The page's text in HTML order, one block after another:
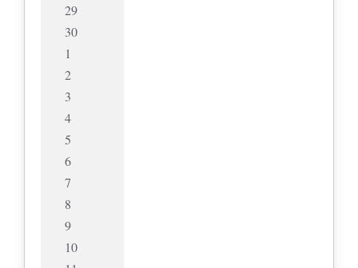
29
30
1
2
3
4
5
6
7
8
9
10